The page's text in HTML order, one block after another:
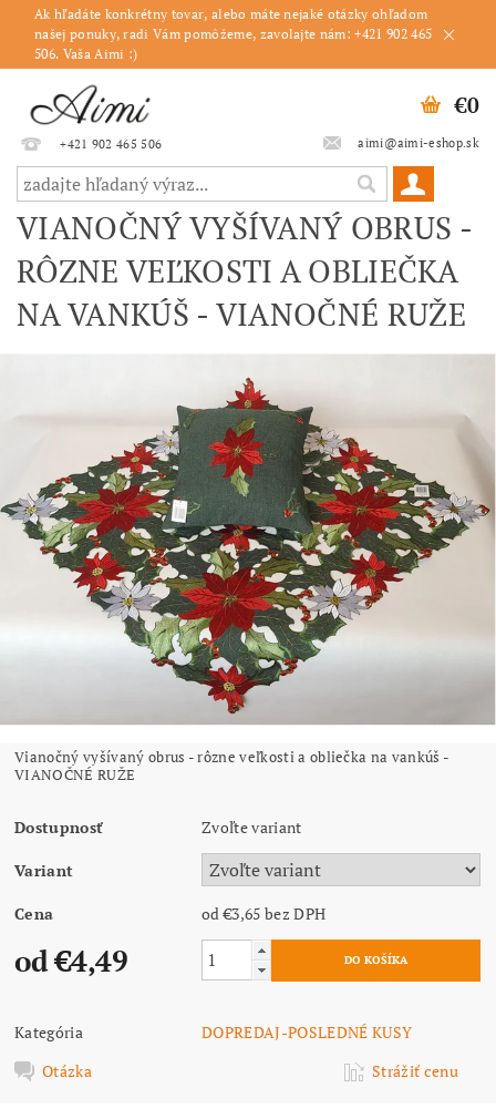
Ak hľadáte konkrétny tovar, alebo máte nejaké otázky ohľadom
našej ponuky, radi Vám pomôžeme, zavolajte nám: +421 902 465
506. Vaša Aimi :)
+421 902 465 506 aimi@aimi-eshop.sk
€0
VIANOČNÝ VYŠÍVANÝ OBRUS -
RÔZNE VEĽKOSTI A OBLIEČKA
NA VANKÚŠ - VIANOČNÉ RUŽE
Vianočný vyšívaný obrus - rôzne veľkosti a obliečka na vankúš -
VIANOČNÉ RUŽE
Dostupnosť Zvoľte variant
Variant
Cena od €3,65 bez DPH
od €4,49
Kategória
DOPREDAJ-POSLEDNÉ KUSY
Otázka
Strážiť cenu